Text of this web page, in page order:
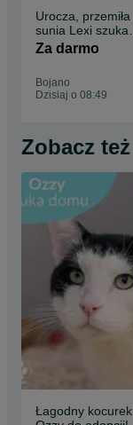
Urocza, przemiła
sunia Lexi szuka
domu!
Za darmo
Bojano
Dzisiaj o 08:49
Zobacz też
Łagodny kocurek